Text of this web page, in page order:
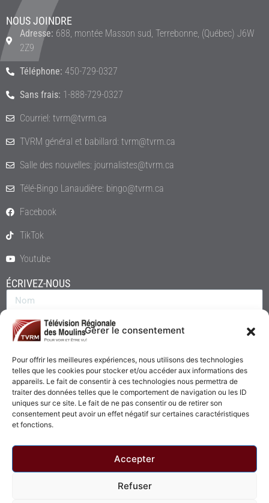
Gérer le consentement
Pour offrir les meilleures expériences, nous utilisons des technologies
telles que les cookies pour stocker et/ou accéder aux informations des
appareils. Le fait de consentir à ces technologies nous permettra de
traiter des données telles que le comportement de navigation ou les ID
uniques sur ce site. Le fait de ne pas consentir ou de retirer son
consentement peut avoir un effet négatif sur certaines caractéristiques
et fonctions.
Accepter
Refuser
NOUS JOINDRE
Adresse: 688, montée Masson sud, Terrebonne, (Québec) J6W
2Z9
Téléphone: 450-729-0327
Sans frais: 1-888-729-0327
Courriel: tvrm@tvrm.ca
TVRM général et babillard: tvrm@tvrm.ca
Salle des nouvelles: journalistes@tvrm.ca
Télé-Bingo Lanaudière: bingo@tvrm.ca
Facebook
TikTok
Youtube
ÉCRIVEZ-NOUS